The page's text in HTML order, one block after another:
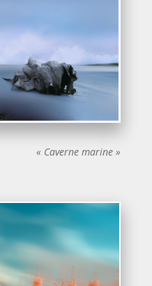
« Caverne marine »